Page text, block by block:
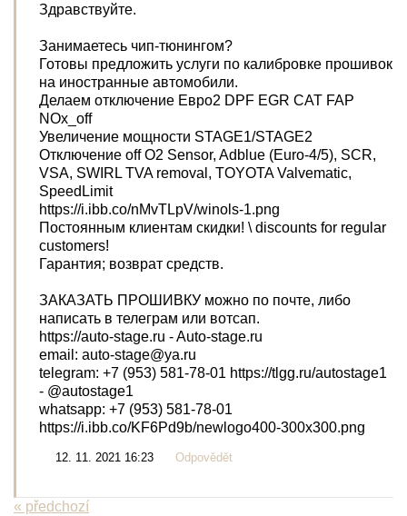
Здравствуйте.
Занимаетесь чип-тюнингом?
Готовы предложить услуги по калибровке прошивок
на иностранные автомобили.
Делаем отключение Евро2 DPF EGR CAT FAP
NOx_off
Увеличение мощности STAGE1/STAGE2
Отключение off O2 Sensor, Adblue (Euro-4/5), SCR,
VSA, SWIRL TVA removal, TOYOTA Valvematic,
SpeedLimit
https://i.ibb.co/nMvTLpV/winols-1.png
Постоянным клиентам скидки! \ discounts for regular
customers!
Гарантия; возврат средств.
ЗАКАЗАТЬ ПРОШИВКУ можно по почте, либо
написать в телеграм или вотсап.
https://auto-stage.ru - Auto-stage.ru
email: auto-stage@ya.ru
telegram: +7 (953) 581-78-01 https://tlgg.ru/autostage1
- @autostage1
whatsapp: +7 (953) 581-78-01
https://i.ibb.co/KF6Pd9b/newlogo400-300x300.png
12. 11. 2021 16:23 Odpovědět
« předchozí